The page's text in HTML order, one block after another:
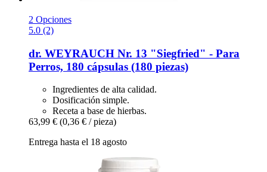
2 Opciones
5.0 (2)
dr. WEYRAUCH Nr. 13 "Siegfried" -​ Para
Perros, 180 cápsulas (180 piezas)
Ingredientes de alta calidad.
Dosificación simple.
Receta a base de hierbas.
63,99 € (0,36 € / pieza)
Entrega hasta el 18 agosto